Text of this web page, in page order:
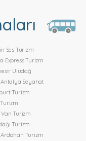
Ses Turizm
Express Turizm
Uludağ
Antalya Seyahat
Turizm
Van Turizm
Turizm
Ardahan Turizm